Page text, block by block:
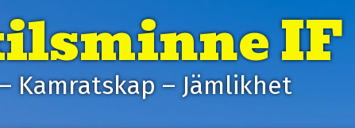
IF
Kamratskap – Jämlikhet